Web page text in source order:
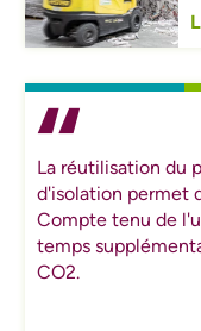
La réutilisation du
d'isolation permet
Compte tenu de
temps
CO2.